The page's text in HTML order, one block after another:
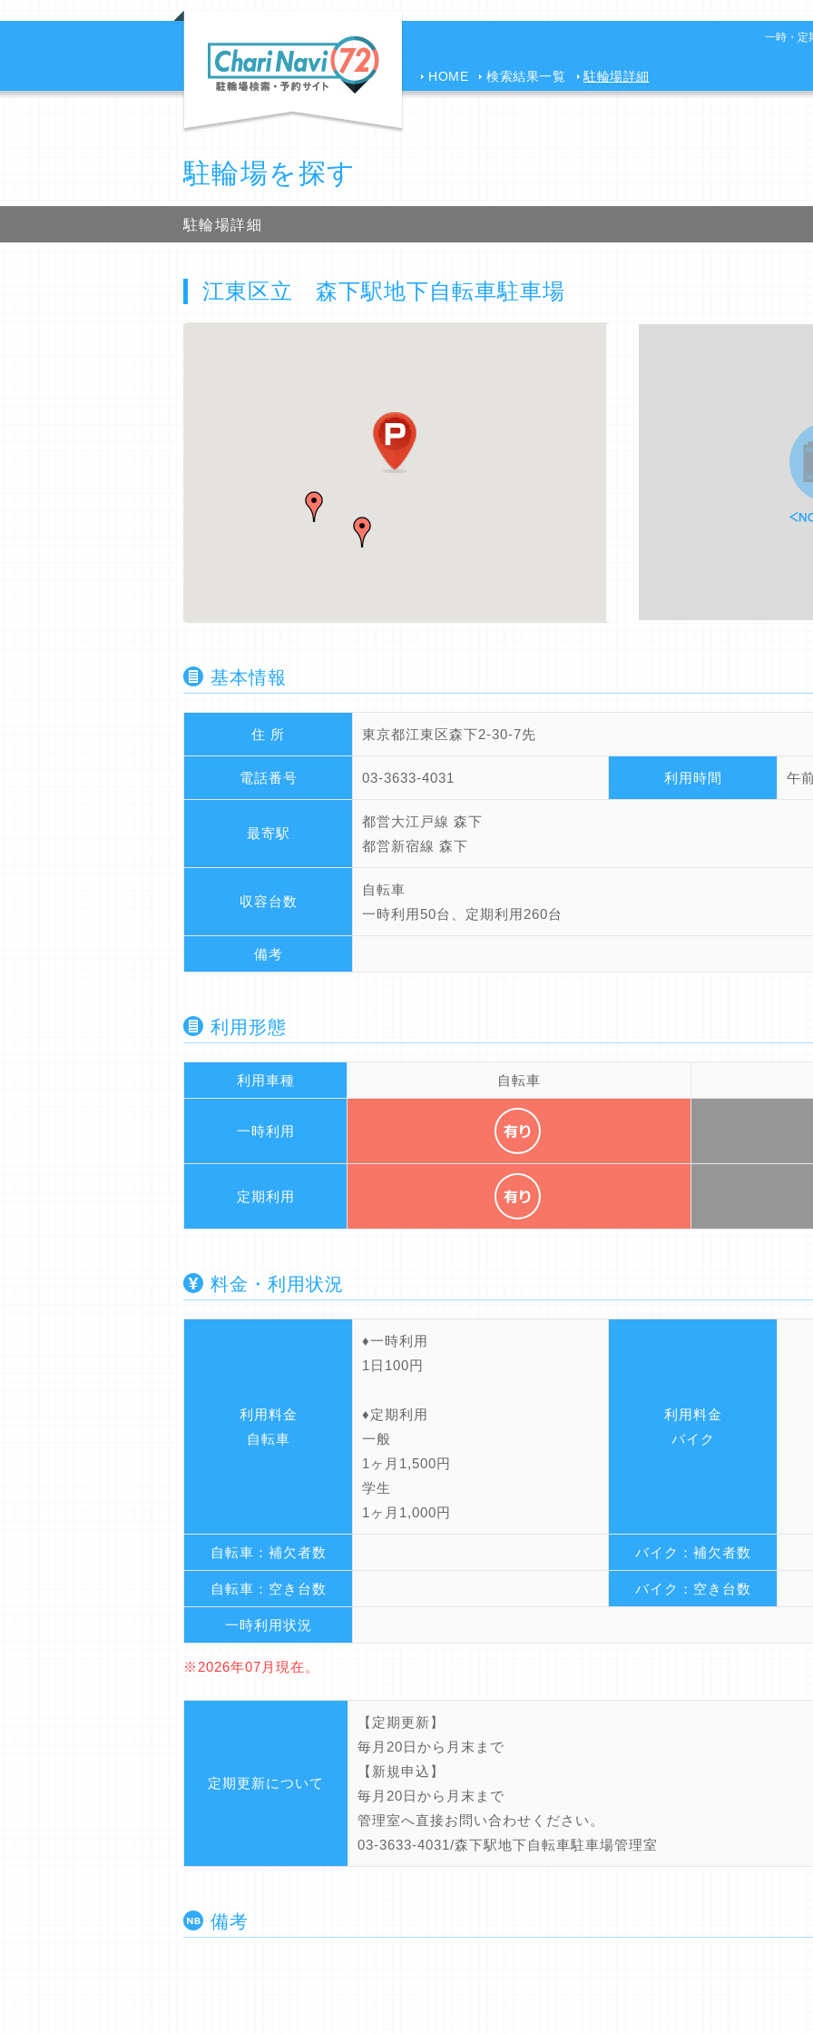
一時・定
HOME 検索結果一覧 駐輪場詳細
駐輪場を探す
駐輪場詳細
江東区立 森下駅地下自転車駐車場
基本情報
住 所 東京都江東区森下2-30-7先
電話番号 03-3633-4031 利用時間 午
最寄駅
都営大江戸線 森下
都営新宿線 森下
収容台数
自転車
一時利用50台、定期利用260台
備考
利用形態
利用車種 自転車
一時利用
定期利用
料金・利用状況
利用料金
自転車
♦一時利用
1日100円
♦定期利用
一般
1ヶ月1,500円
学生
1ヶ月1,000円
利用料金
バイク
自転車：補欠者数 バイク：補欠者数
自転車：空き台数 バイク：空き台数
一時利用状況
※2026年07月現在。
定期更新について
【定期更新】
毎月20日から月末まで
【新規申込】
毎月20日から月末まで
管理室へ直接お問い合わせください。
03-3633-4031/森下駅地下自転車駐車場管理室
備考